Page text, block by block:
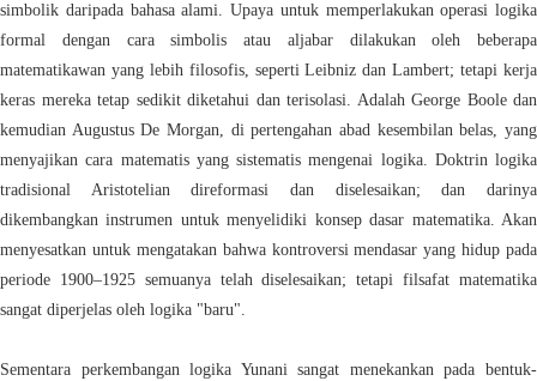
simbolik daripada bahasa alami. Upaya untuk memperlakukan operasi logika
formal dengan cara simbolis atau aljabar dilakukan oleh beberapa
matematikawan yang lebih filosofis, seperti Leibniz dan Lambert; tetapi kerja
keras mereka tetap sedikit diketahui dan terisolasi. Adalah George Boole dan
kemudian Augustus De Morgan, di pertengahan abad kesembilan belas, yang
menyajikan cara matematis yang sistematis mengenai logika. Doktrin logika
tradisional Aristotelian direformasi dan diselesaikan; dan darinya
dikembangkan instrumen untuk menyelidiki konsep dasar matematika. Akan
menyesatkan untuk mengatakan bahwa kontroversi mendasar yang hidup pada
periode 1900–1925 semuanya telah diselesaikan; tetapi filsafat matematika
sangat diperjelas oleh logika "baru".
Sementara perkembangan logika Yunani sangat menekankan pada bentuk-